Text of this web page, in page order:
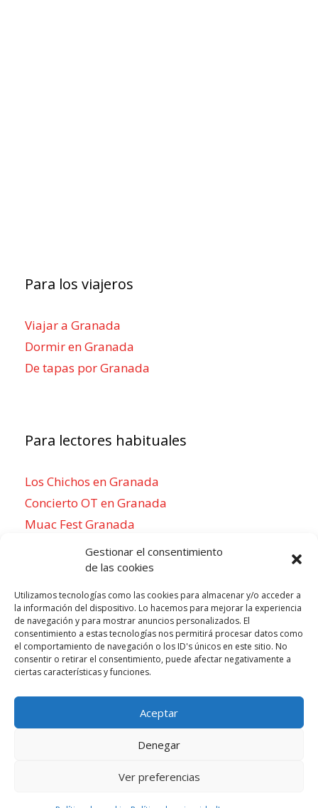
Gestionar el consentimiento
de las cookies
Utilizamos tecnologías como las cookies para almacenar y/o acceder a
la información del dispositivo. Lo hacemos para mejorar la experiencia
de navegación y para mostrar anuncios personalizados. El
consentimiento a estas tecnologías nos permitirá procesar datos como
el comportamiento de navegación o los ID's únicos en este sitio. No
consentir o retirar el consentimiento, puede afectar negativamente a
ciertas características y funciones.
Aceptar
Denegar
Ver preferencias
Para los viajeros
Viajar a Granada
Dormir en Granada
De tapas por Granada
Para lectores habituales
Los Chichos en Granada
Concierto OT en Granada
Muac Fest Granada
Concierto de Saiko en Granada
Para sentirse como un local
Week of agosto 3
3 4 5 6 7 8 9